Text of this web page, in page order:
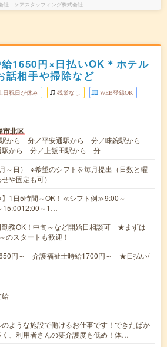
社 ケアスタッフィング株式会社
給1650円×日払いOK＊ホテル
話相手や掃除など
日祝日が休み 残業なし WEB登録OK
市北区
から---分／平安通駅から---分／味鋺駅から---
から---分／上飯田駅から---分
～日） ※希望のシフトを毎月提出（日数と曜
や固定も可）
1日5時間～OK！≪シフト例≫9:00～
15:0012:00～1…
勤務OK！中旬～など開始日相談可 ★まずは
のスタートも歓迎！
円～ 介護福祉士時給1700円～ ★日払い/
給
のような施設で働けるお仕事です！できたばか
く、利用者さんの要介護度も低め！体…